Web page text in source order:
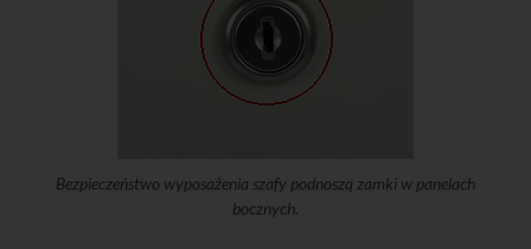
Bezpieczeństwo wyposażenia szafy podnoszą zamki w panelach
bocznych.